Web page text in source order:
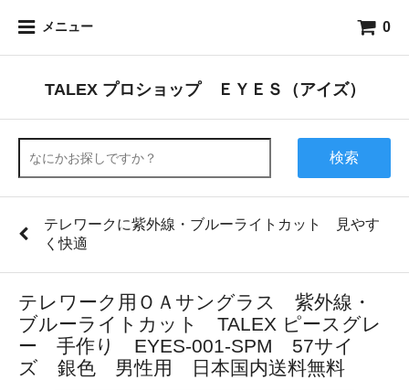
メニュー 0
TALEX プロショップ ＥＹＥＳ（アイズ）
検索
テレワークに紫外線・ブルーライトカット 見やす
く快適
テレワーク用ＯＡサングラス 紫外線・
ブルーライトカット TALEX ピースグレ
ー 手作り EYES-001-SPM 57サイ
ズ 銀色 男性用 日本国内送料無料